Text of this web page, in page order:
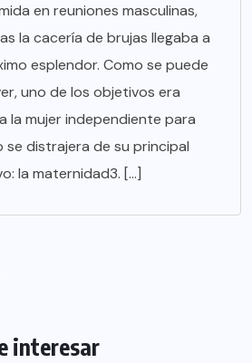
en reuniones masculinas,
la cacería de brujas llegaba a
esplendor. Como se puede
uno de los objetivos era
la mujer independiente para
se distrajera de su principal
la maternidad3. […]
interesar